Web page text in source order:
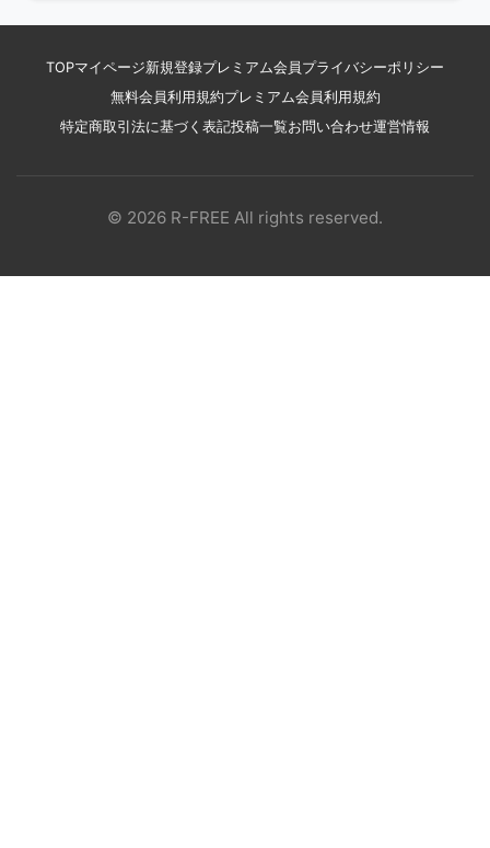
TOPマイページ新規登録プレミアム会員 プライバシーポリシー
無料会員利用規約プレミアム会員利用規約
特定商取引法に基づく表記投稿一覧お問い合わせ運営情報
© 2026 R-FREE All rights reserved.